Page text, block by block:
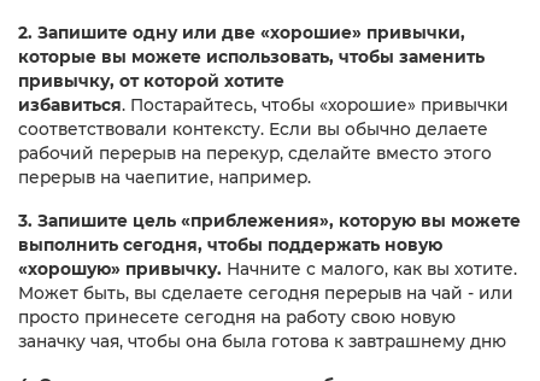
2. Запишите одну или две «хорошие» привычки,
которые вы можете использовать, чтобы заменить
привычку, от которой хотите
избавиться. Постарайтесь, чтобы «хорошие» привычки
соответствовали контексту. Если вы обычно делаете
рабочий перерыв на перекур, сделайте вместо этого
перерыв на чаепитие, например.
3. Запишите цель «приблежения», которую вы можете
выполнить сегодня, чтобы поддержать новую
«хорошую» привычку. Начните с малого, как вы хотите.
Может быть, вы сделаете сегодня перерыв на чай - или
просто принесете сегодня на работу свою новую
заначку чая, чтобы она была готова к завтрашнему дню